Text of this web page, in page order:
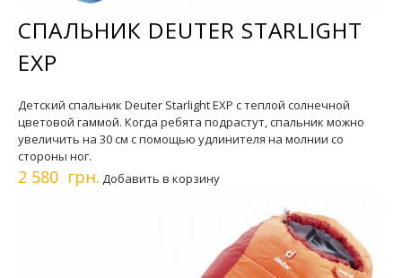
СПАЛЬНИК DEUTER STARLIGHT
EXP
Детский спальник Deuter Starlight EXP с теплой солнечной
цветовой гаммой. Когда ребята подрастут, спальник можно
увеличить на 30 см с помощью удлинителя на молнии со
стороны ног.
2 580 грн. Добавить в корзину